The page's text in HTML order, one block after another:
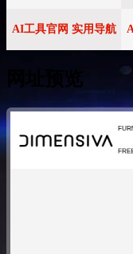
AI工具官网 实用导航
网址预览